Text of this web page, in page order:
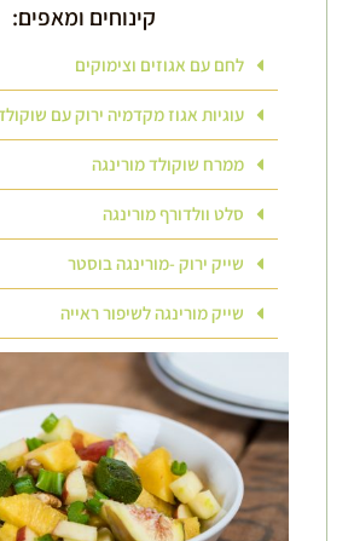
קינוחים ומאפים:
לחם עם אגוזים וצימוקים
עוגיות אגוז מקדמיה ירוק עם
ממרח שוקולד מורינגה
סלט וולדורף מורינגה
שייק ירוק -מורינגה בוסטר
שייק מורינגה לשיפור ראייה